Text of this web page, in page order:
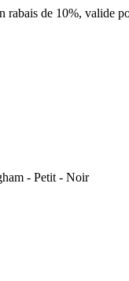
rabais de 10%, valide
- Petit - Noir